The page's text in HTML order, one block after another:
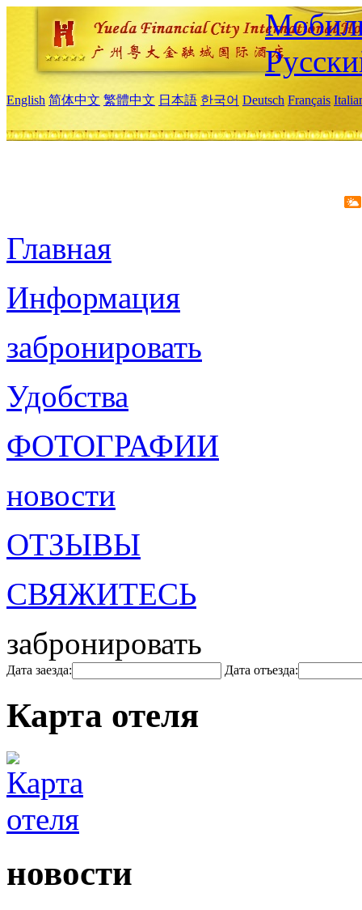
English 简体中文 繁體中文 日本語 한국어 Deutsch Français
Главная
Информация
забронировать
Удобства
ФОТОГРАФИИ
новости
ОТЗЫВЫ
СВЯЖИТЕСЬ
забронировать
Дата заезда: Дата отъезда:
Карта отеля
новости